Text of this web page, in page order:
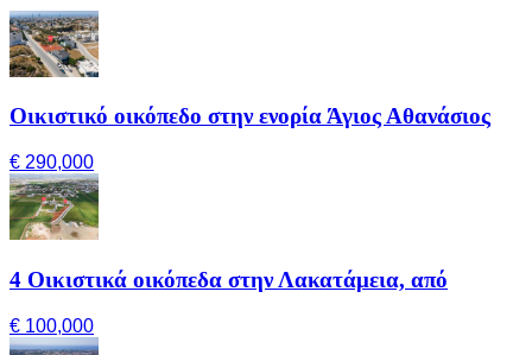
Οικιστικό οικόπεδο στην ενορία Άγιος Αθανάσιος
€ 290,000
4 Οικιστικά οικόπεδα στην Λακατάμεια, από
€ 100,000